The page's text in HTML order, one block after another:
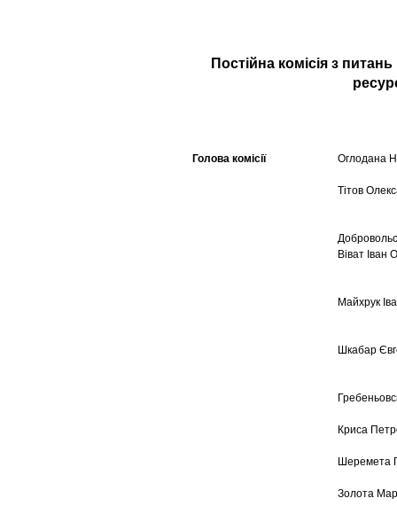
Постійна комісія з
Голова комісії Оглодана
Тітов
Віват Іван
Майхрук
Шкабар
Криса
Шеремета
Золота